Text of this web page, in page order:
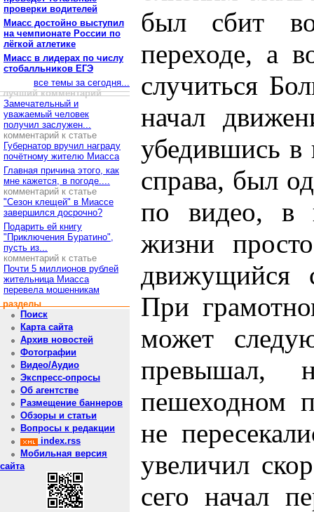
проверки водителей
Миасс достойно выступил
на чемпионате России по
лёгкой атлетике
Миасс в лидерах по числу
стобалльников ЕГЭ
все темы за сегодня...
лучший комментарий
Замечательный и
уважаемый человек
получил заслужен...
комментарий к статье
Губернатор вручил награду
почётному жителю Миасса
Главная причина этого, как
мне кажется, в погоде....
комментарий к статье
"Сезон клещей" в Миассе
завершился досрочно?
Подарить ей книгу
"Приключения Буратино",
пусть из...
комментарий к статье
Почти 5 миллионов рублей
жительница Миасса
перевела мошенникам
разделы
Поиск
Карта сайта
Архив новостей
Фотографии
Видео/Аудио
Экспресс-опросы
Об агентстве
Размещение баннеров
Обзоры и статьи
Вопросы к редакции
index.rss
Мобильная версия
сайта
был сбит
переходе, а
случиться
начал
убедившись в
справа, был
по видео, в
жизни
движущийся
При
может
превышал,
пешеходном
не
увеличил
сего начал